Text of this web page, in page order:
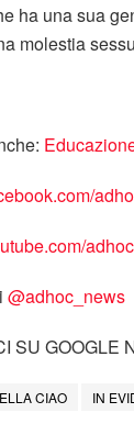
ha una sua
molestia
adhoc
‎@adhoc_news
SU GOOGLE
CIAO IN